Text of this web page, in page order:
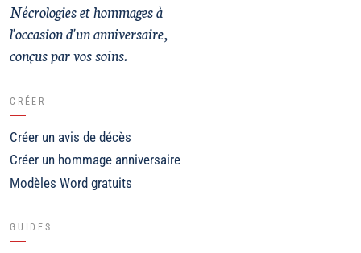
Nécrologies et hommages à
l'occasion d'un anniversaire,
conçus par vos soins.
CRÉER
Créer un avis de décès
Créer un hommage anniversaire
Modèles Word gratuits
GUIDES